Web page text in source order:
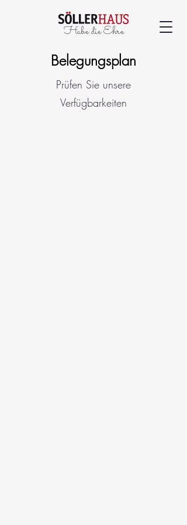
Habe die Ehre
Belegungsplan
Prüfen Sie unsere
Verfügbarkeiten